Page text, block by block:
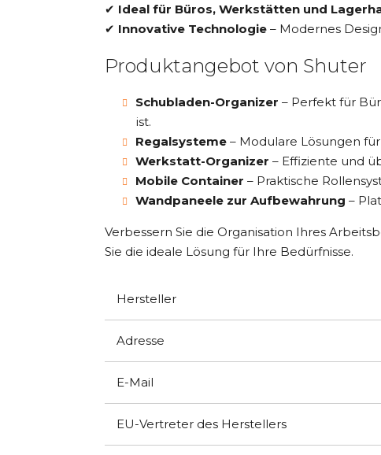
✔ Ideal für Büros, Werkstätten und
✔ Innovative Technologie – Modernes
Produktangebot von Shuter
Schubladen-Organizer – Perfekt für
ist.
Regalsysteme – Modulare Lösungen
Werkstatt-Organizer – Effiziente und
Mobile Container – Praktische
Wandpaneele zur Aufbewahrung –
Verbessern Sie die Organisation Ihres
Sie die ideale Lösung für Ihre Bedürfnisse.
Hersteller
Adresse
E-Mail
EU-Vertreter des Herstellers